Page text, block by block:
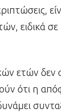
ειδικά σε
ετών δεν
ότι η